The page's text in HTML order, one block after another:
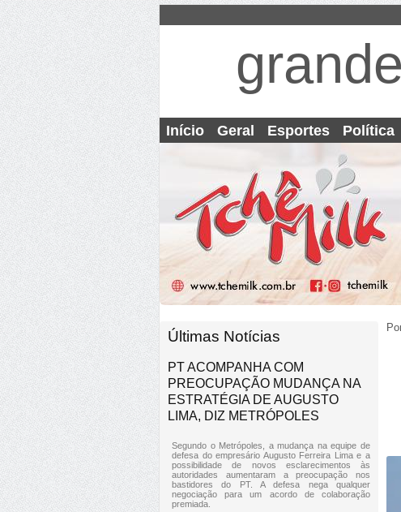
Início Geral Esportes Política
Últimas Notícias
PT ACOMPANHA COM
PREOCUPAÇÃO MUDANÇA NA
ESTRATÉGIA DE AUGUSTO
LIMA, DIZ METRÓPOLES
Segundo o Metrópoles, a mudança na equipe de
defesa do empresário Augusto Ferreira Lima e a
possibilidade de novos esclarecimentos às
autoridades aumentaram a preocupação nos
bastidores do PT. A defesa nega qualquer
negociação para um acordo de colaboração
premiada.